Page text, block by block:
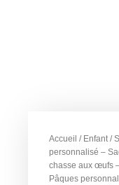
Accueil / Enfant/
personnalisé –
chasse aux œufs
Pâques